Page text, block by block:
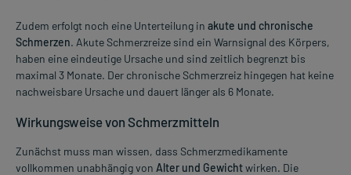
Zudem erfolgt noch eine Unterteilung in akute und chronische
Schmerzen. Akute Schmerzreize sind ein Warnsignal des Körpers,
haben eine eindeutige Ursache und sind zeitlich begrenzt bis
maximal 3 Monate. Der chronische Schmerzreiz hingegen hat keine
nachweisbare Ursache und dauert länger als 6 Monate.
Wirkungsweise von Schmerzmitteln
Zunächst muss man wissen, dass Schmerzmedikamente
vollkommen unabhängig von Alter und Gewichtwirken. Die